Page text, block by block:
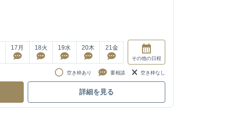
17 月 18火 19水 20木 21 金
その他の日程
空き枠あり 要相談 空き枠なし
詳細を見る